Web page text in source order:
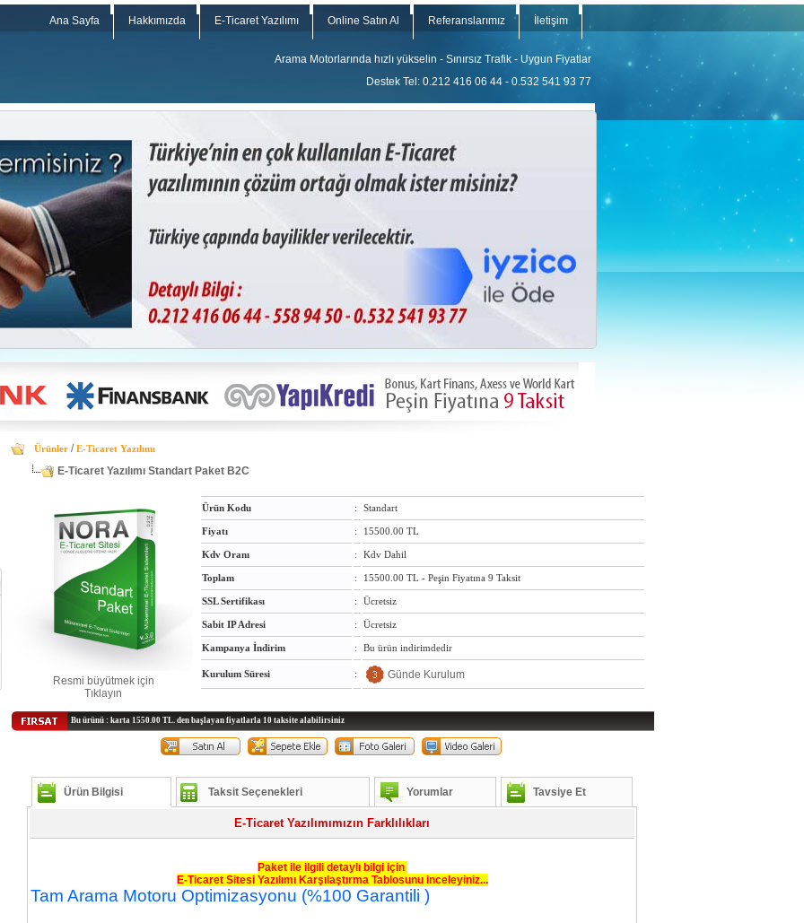
Ana Sayfa Hakkımızda E-Ticaret Yazılımı Online Satın Al Referanslarımız İletişim
Arama Motorlarında hızlı yükselin - Sınırsız Trafik - Uygun Fiyatlar
Destek Tel: 0.212 416 06 44 - 0.532 541 93 77
Ürünler /E-Ticaret Yazılımı
E-Ticaret Yazılımı Standart Paket B2C
Resmi büyütmek için
Tıklayın
Ürün Kodu : Standart
Fiyatı : 15500.00 TL
Kdv Oranı : Kdv Dahil
Toplam : 15500.00 TL - Peşin Fiyatına 9 Taksit
SSL Sertifikası : Ücretsiz
Sabit IP Adresi : Ücretsiz
Kampanya İndirim : Bu ürün indirimdedir
Kurulum Süresi : Günde Kurulum
Bu ürünü : karta 1550.00 TL. den başlayan fiyatlarla 10 taksite alabilirsiniz
Ürün Bilgisi Taksit Seçenekleri Yorumlar Tavsiye Et
E-Ticaret Yazılımımızın Farklılıkları
Paket ile ilgili detaylı bilgi için
E-Ticaret Sitesi Yazılımı Karşılaştırma Tablosunu inceleyiniz...
Tam Arama Motoru Optimizasyonu (%100 Garantili )